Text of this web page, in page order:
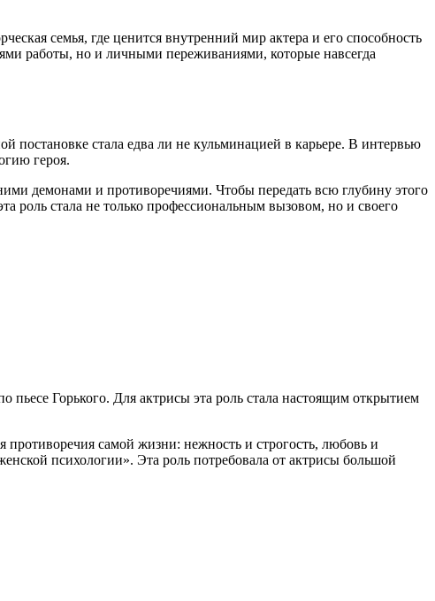
семья, где ценится внутренний мир актера и его способность
работы, но и личными переживаниями, которые навсегда
стала едва ли не кульминацией в карьере. В интервью
героя.
демонами и противоречиями. Чтобы передать всю глубину этого
роль стала не только профессиональным вызовом, но и своего
Горького. Для актрисы эта роль стала настоящим открытием
самой жизни: нежность и строгость, любовь и
психологии». Эта роль потребовала от актрисы большой